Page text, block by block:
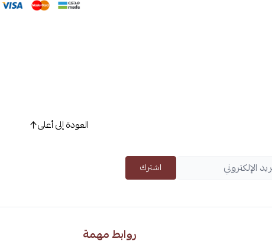
العودة إلى أعلى
اشترك
روابط مهمة